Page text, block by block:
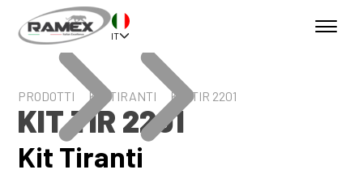
IT
PRODOTTI KIT TIRANTI KIT TIR 2201
KIT TIR 2201
Kit Tiranti